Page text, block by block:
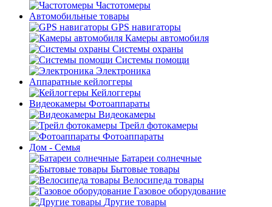
Частотомеры
Автомобильные товары
GPS навигаторы
Камеры автомобиля
Системы охраны
Системы помощи
Электроника
Аппаратные кейлоггеры
Кейлоггеры
Видеокамеры Фотоаппараты
Видеокамеры
Трейл фотокамеры
Фотоаппараты
Дом - Семья
Батареи солнечные
Бытовые товары
Велосипеда товары
Газовое оборудование
Другие товары